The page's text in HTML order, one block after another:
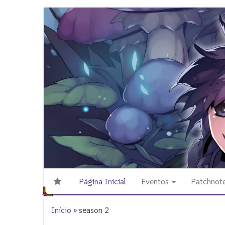
Skip
to
the
content
Página Inicial Eventos
Início » season 2